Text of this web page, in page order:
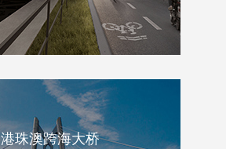
港珠澳跨海大桥